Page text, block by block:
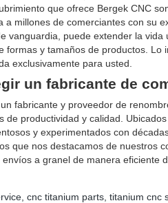
que ofrece Bergek CNC
a millones de comerciantes con su
vanguardia, puede extender la
formas y tamaños de productos.
exclusivamente para usted.
un fabricante de
fabricante y proveedor de
de productividad y calidad.
y experimentados con
que nos destacamos de nuestros
a granel de manera eficiente
cnc titanium parts titanium cnc